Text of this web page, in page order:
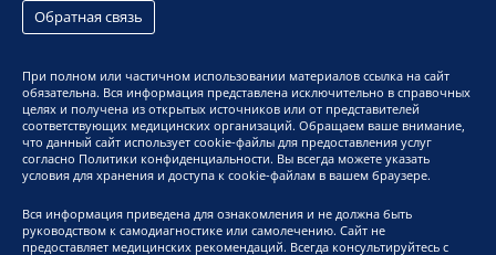
Обратная связь
При полном или частичном использовании материалов ссылка на сайт
обязательна. Вся информация представлена исключительно в справочных
целях и получена из открытых источников или от представителей
соответствующих медицинских организаций. Обращаем ваше внимание,
что данный сайт использует cookie-файлы для предоставления услуг
согласно Политики конфиденциальности. Вы всегда можете указать
условия для хранения и доступа к cookie-файлам в вашем браузере.
Вся информация приведена для ознакомления и не должна быть
руководством к самодиагностике или самолечению. Сайт не
предоставляет медицинских рекомендаций. Всегда консультируйтесь с